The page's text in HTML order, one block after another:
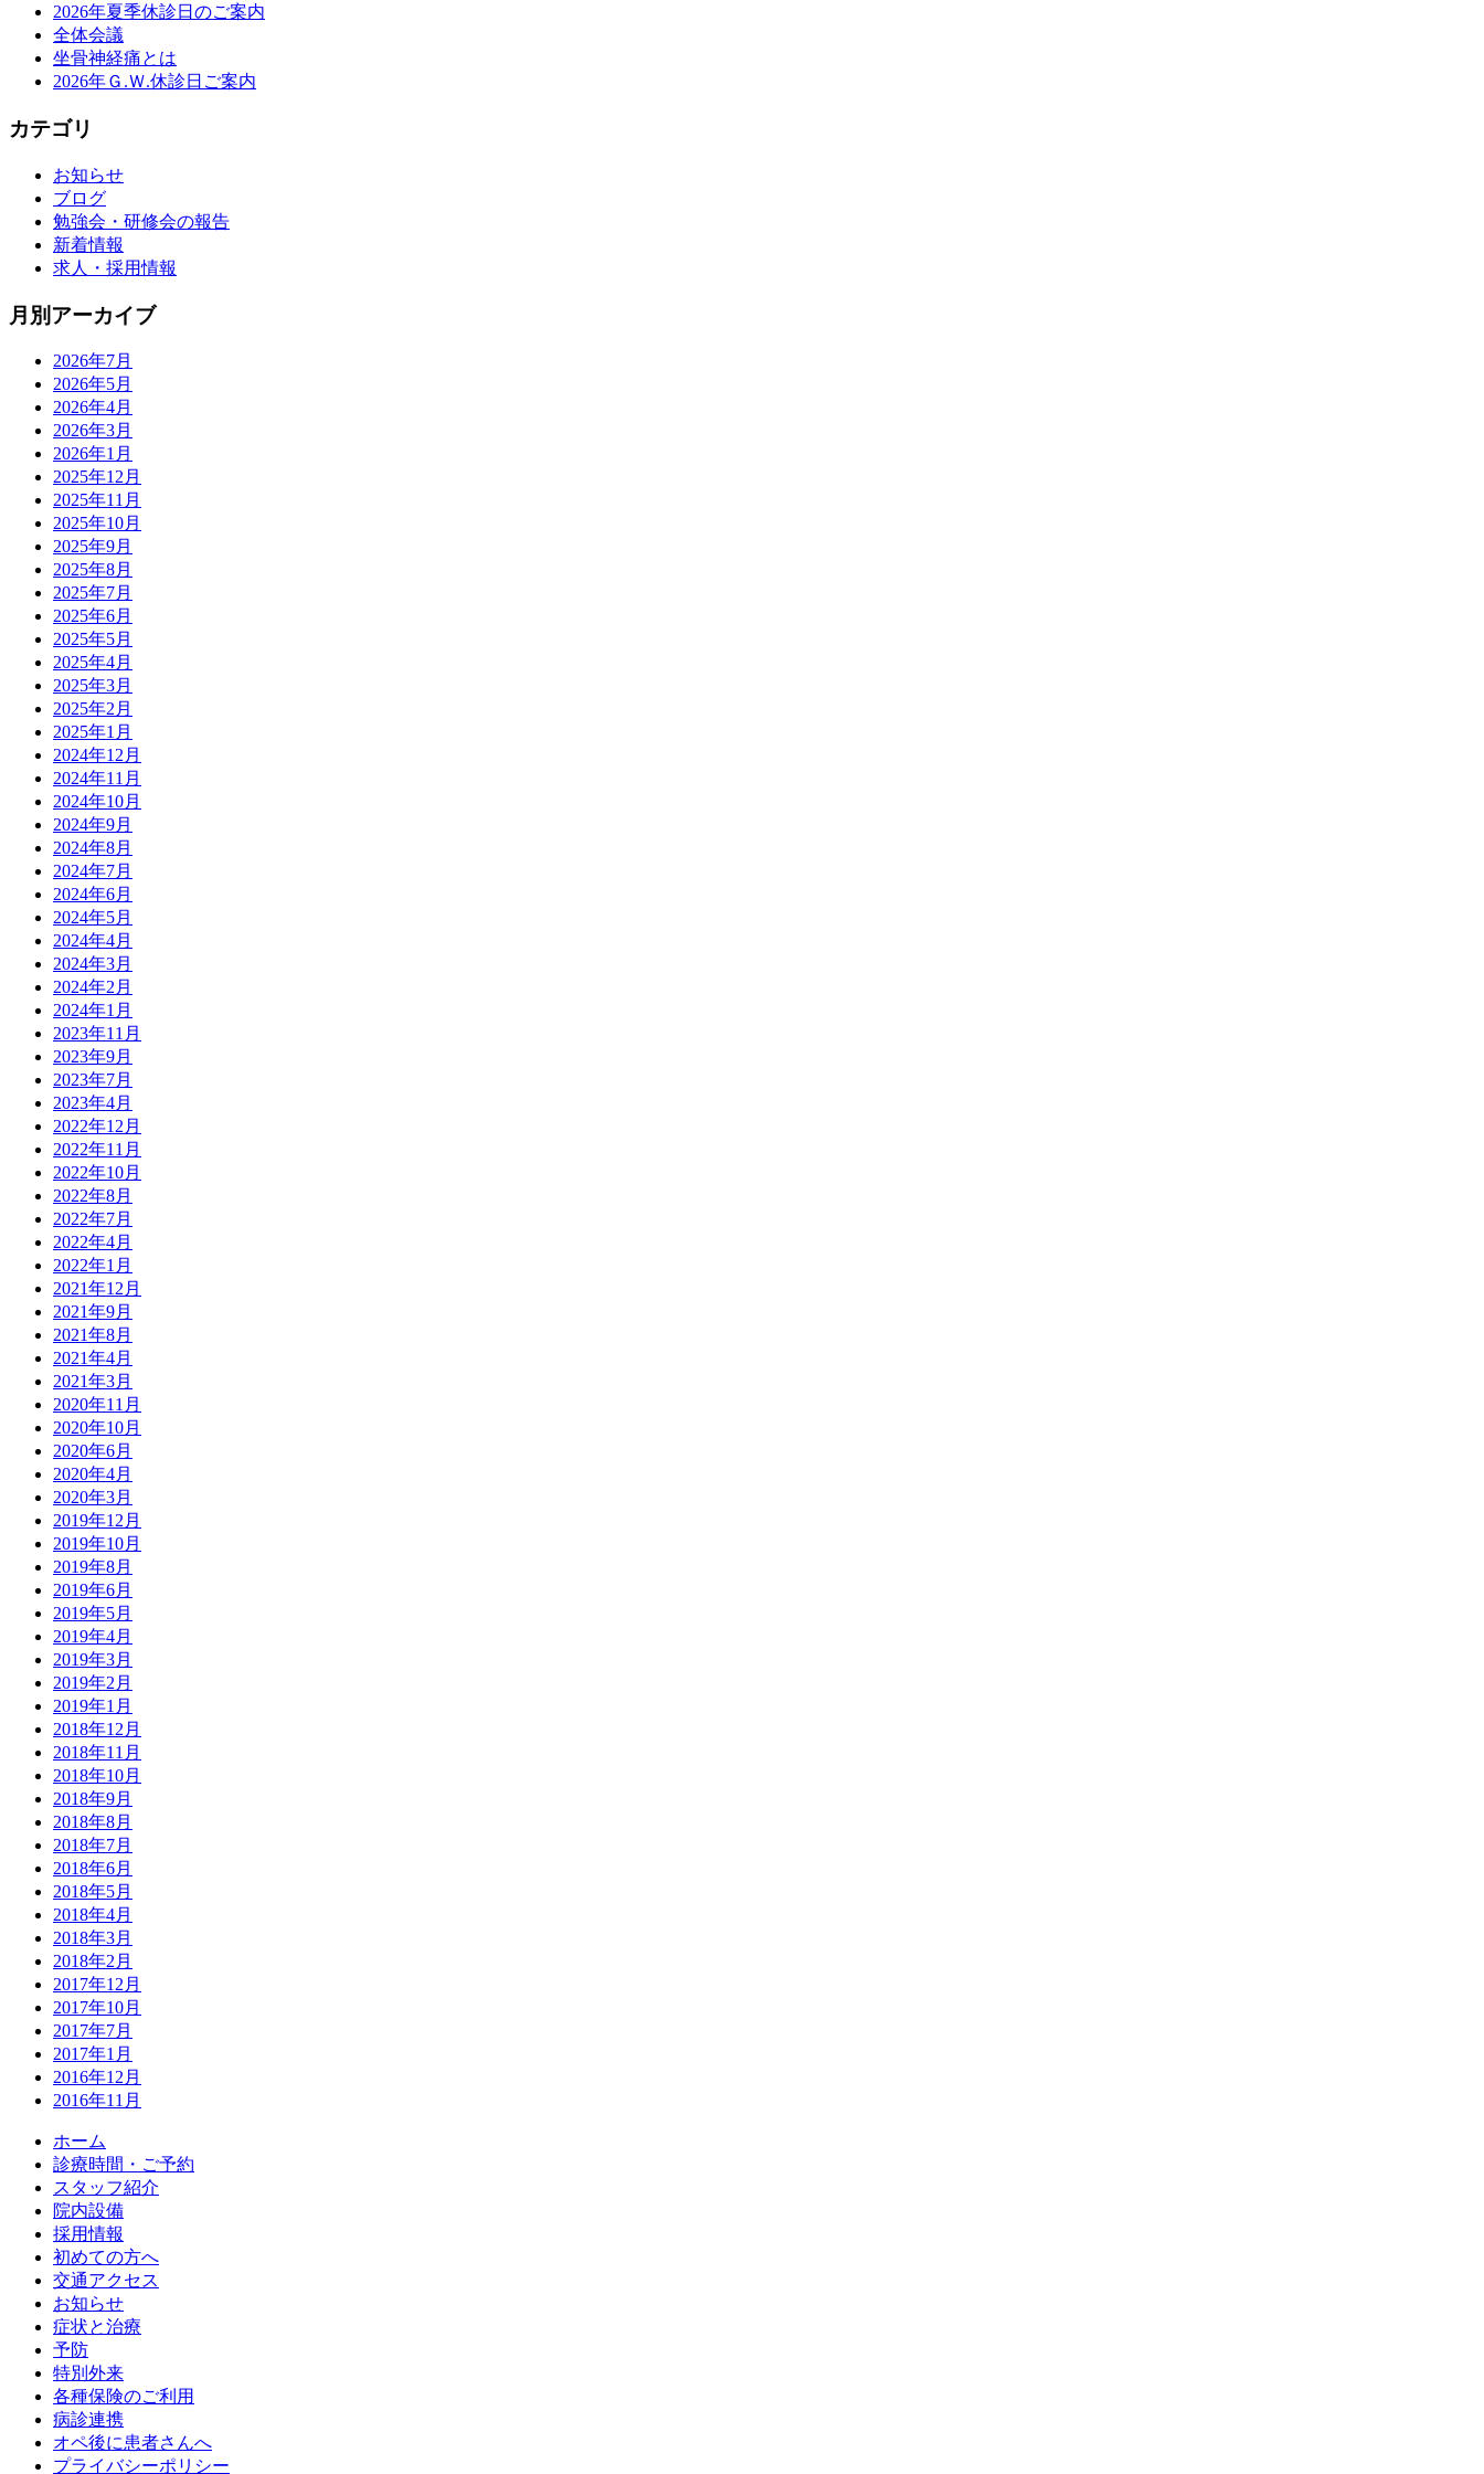
2026年夏季休診日のご案内
全体会議
坐骨神経痛とは
2026年Ｇ.Ｗ.休診日ご案内
カテゴリ
お知らせ
ブログ
勉強会・研修会の報告
新着情報
求人・採用情報
月別アーカイブ
2026年7月
2026年5月
2026年4月
2026年3月
2026年1月
2025年12月
2025年11月
2025年10月
2025年9月
2025年8月
2025年7月
2025年6月
2025年5月
2025年4月
2025年3月
2025年2月
2025年1月
2024年12月
2024年11月
2024年10月
2024年9月
2024年8月
2024年7月
2024年6月
2024年5月
2024年4月
2024年3月
2024年2月
2024年1月
2023年11月
2023年9月
2023年7月
2023年4月
2022年12月
2022年11月
2022年10月
2022年8月
2022年7月
2022年4月
2022年1月
2021年12月
2021年9月
2021年8月
2021年4月
2021年3月
2020年11月
2020年10月
2020年6月
2020年4月
2020年3月
2019年12月
2019年10月
2019年8月
2019年6月
2019年5月
2019年4月
2019年3月
2019年2月
2019年1月
2018年12月
2018年11月
2018年10月
2018年9月
2018年8月
2018年7月
2018年6月
2018年5月
2018年4月
2018年3月
2018年2月
2017年12月
2017年10月
2017年7月
2017年1月
2016年12月
2016年11月
ホーム
診療時間・ご予約
スタッフ紹介
院内設備
採用情報
初めての方へ
交通アクセス
お知らせ
症状と治療
予防
特別外来
各種保険のご利用
病診連携
オペ後に患者さんへ
プライバシーポリシー